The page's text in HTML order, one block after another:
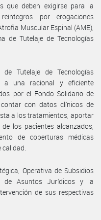
que deben exigirse para la
por erogaciones
Muscular Espinal (AME),
de Tutelaje de Tecnologías
Tutelaje de Tecnologías
a una racional y eficiente
por el Fondo Solidario de
con datos clínicos de
a los tratamientos, aportar
los pacientes alcanzados,
de coberturas médicas
Operativa de Subsidios
de Asuntos Jurídicos y la
de sus respectivas